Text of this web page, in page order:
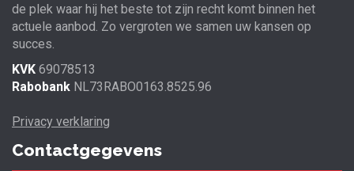
de plek waar hij het beste tot zijn recht komt binnen het
actuele aanbod. Zo vergroten we samen uw kansen op
succes.
KVK 69078513
Rabobank NL73RABO0163.8525.96
Privacy verklaring
Contactgegevens